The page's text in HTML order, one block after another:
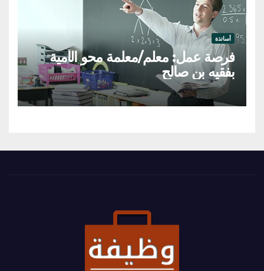
أساتذة
فرصة عمل: معلم/معلمة محو الأمية
بفقيه بن صالح